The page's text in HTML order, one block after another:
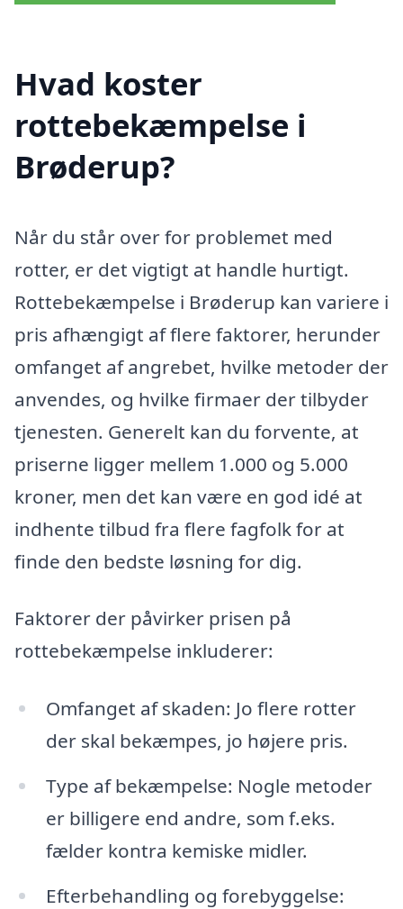
Hvad koster
rottebekæmpelse i
Brøderup?
Når du står over for problemet med
rotter, er det vigtigt at handle hurtigt.
Rottebekæmpelse i Brøderup kan variere i
pris afhængigt af flere faktorer, herunder
omfanget af angrebet, hvilke metoder der
anvendes, og hvilke firmaer der tilbyder
tjenesten. Generelt kan du forvente, at
priserne ligger mellem 1.000 og 5.000
kroner, men det kan være en god idé at
indhente tilbud fra flere fagfolk for at
finde den bedste løsning for dig.
Faktorer der påvirker prisen på
rottebekæmpelse inkluderer:
Omfanget af skaden: Jo flere rotter
der skal bekæmpes, jo højere pris.
Type af bekæmpelse: Nogle metoder
er billigere end andre, som f.eks.
fælder kontra kemiske midler.
Efterbehandling og forebyggelse: